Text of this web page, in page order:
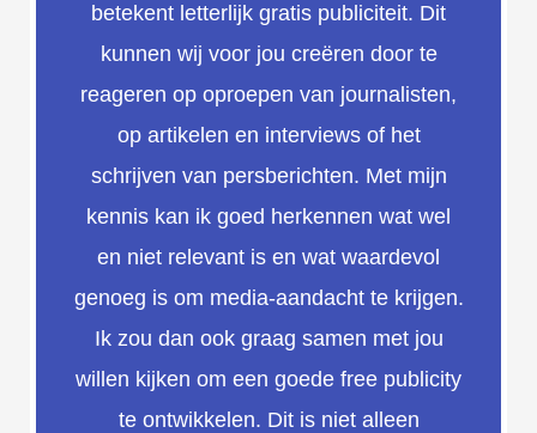
betekent letterlijk gratis publiciteit. Dit
kunnen wij voor jou creëren door te
reageren op oproepen van journalisten,
op artikelen en interviews of het
schrijven van persberichten. Met mijn
kennis kan ik goed herkennen wat wel
en niet relevant is en wat waardevol
genoeg is om media-aandacht te krijgen.
Ik zou dan ook graag samen met jou
willen kijken om een goede free publicity
te ontwikkelen. Dit is niet alleen